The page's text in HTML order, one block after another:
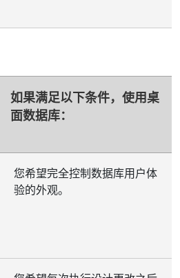
如果满足以下条件，使用桌
面数据库：
您希望完全控制数据库用户体
验的外观。